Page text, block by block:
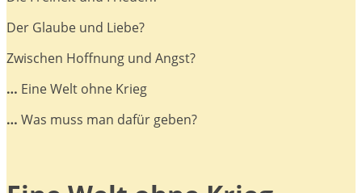
Der Glaube und Liebe?
Zwischen Hoffnung und Angst?
… Eine Welt ohne Krieg
… Was muss man dafür geben?